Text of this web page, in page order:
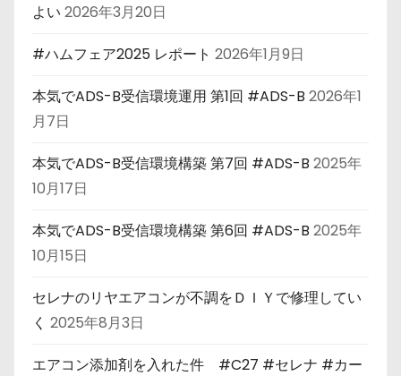
よい 2026年3月20日
#ハムフェア2025 レポート 2026年1月9日
本気でADS-B受信環境運用 第1回 #ADS-B 2026年1
月7日
本気でADS-B受信環境構築 第7回 #ADS-B 2025年
10月17日
本気でADS-B受信環境構築 第6回 #ADS-B 2025年
10月15日
セレナのリヤエアコンが不調をＤＩＹで修理してい
く 2025年8月3日
エアコン添加剤を入れた件 #C27 #セレナ #カー